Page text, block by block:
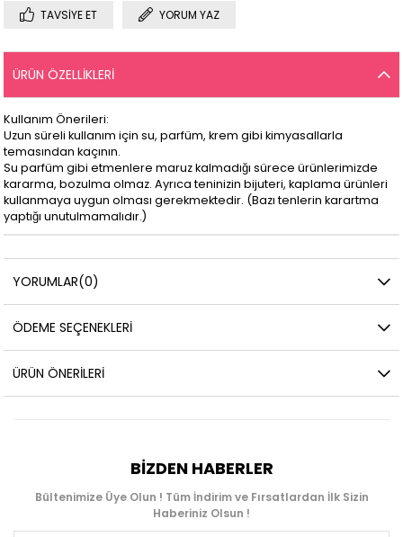
TAVSIYE ET YORUM YAZ
ÜRÜN ÖZELLIKLERI
Kullanım Önerileri:
Uzun süreli kullanım için su, parfüm, krem gibi kimyasallarla
temasından kaçının.
Su parfüm gibi etmenlere maruz kalmadığı sürece ürünlerimizde
kararma, bozulma olmaz. Ayrıca teninizin bijuteri, kaplama ürünleri
kullanmaya uygun olması gerekmektedir. (Bazı tenlerin karartma
yaptığı unutulmamalıdır.)
YORUMLAR(0)
ÖDEME SEÇENEKLERI
ÜRÜN ÖNERILERI
BIZDEN HABERLER
Bültenimize Üye Olun ! Tüm İndirim ve Fırsatlardan İlk Sizin
Haberiniz Olsun !